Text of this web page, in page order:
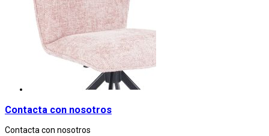
Contacta con nosotros
Contacta con nosotros